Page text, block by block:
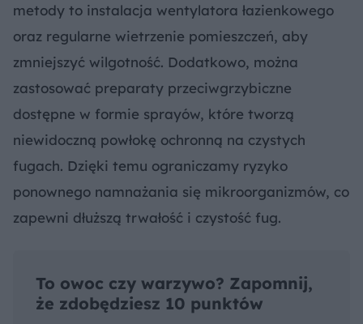
metody to instalacja wentylatora łazienkowego
oraz regularne wietrzenie pomieszczeń, aby
zmniejszyć wilgotność. Dodatkowo, można
zastosować preparaty przeciwgrzybiczne
dostępne w formie sprayów, które tworzą
niewidoczną powłokę ochronną na czystych
fugach. Dzięki temu ograniczamy ryzyko
ponownego namnażania się mikroorganizmów, co
zapewni dłuższą trwałość i czystość fug.
To owoc czy warzywo? Zapomnij,
że zdobędziesz 10 punktów